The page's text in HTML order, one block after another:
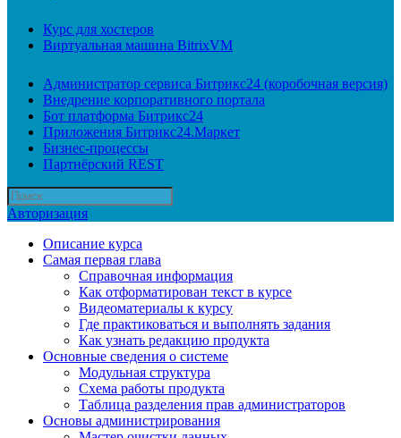
Курс для хостеров
Виртуальная машина BitrixVM
Администратор сервиса Битрикс24 (коробочная версия)
Внедрение корпоративного портала
Бот платформа Битрикс24
Приложения Битрикс24.Маркет
Бизнес-процессы
Партнёрский REST
Авторизация
Описание курса
Самая первая глава
Справочная информация
Как отформатирован текст в курсе
Видеоматериалы к курсу
Где практиковаться и выполнять задания
Как узнать редакцию продукта
Основные сведения о системе
Модульная структура
Схема работы продукта
Таблица разделения прав администраторов
Основы администрирования